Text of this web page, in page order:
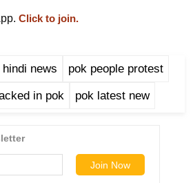
Click to join.
hindi news pok people protest
in pok pok latest new